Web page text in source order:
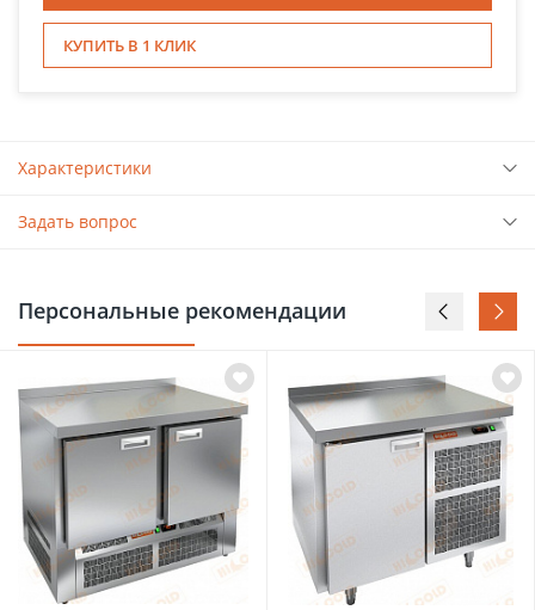
КУПИТЬ В 1 КЛИК
Характеристики
Задать вопрос
Персональные рекомендации